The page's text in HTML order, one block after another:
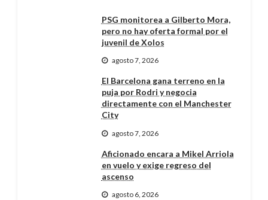
PSG monitorea a Gilberto Mora,
pero no hay oferta formal por el
juvenil de Xolos
agosto 7, 2026
El Barcelona gana terreno en la
puja por Rodri y negocia
directamente con el Manchester
City
agosto 7, 2026
Aficionado encara a Mikel Arriola
en vuelo y exige regreso del
ascenso
agosto 6, 2026